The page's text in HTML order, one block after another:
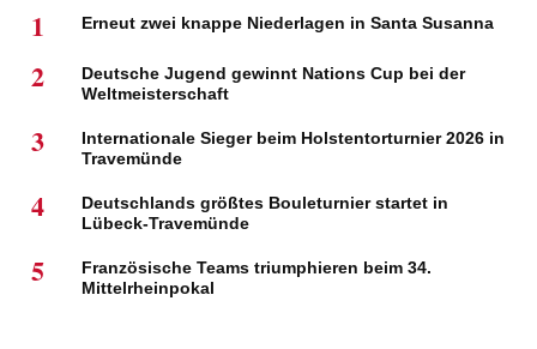
1 Erneut zwei knappe Niederlagen in Santa Susanna
2
Deutsche Jugend gewinnt Nations Cup bei der
Weltmeisterschaft
3
Internationale Sieger beim Holstentorturnier 2026 in
Travemünde
4
Deutschlands größtes Bouleturnier startet in
Lübeck-Travemünde
5
Französische Teams triumphieren beim 34.
Mittelrheinpokal